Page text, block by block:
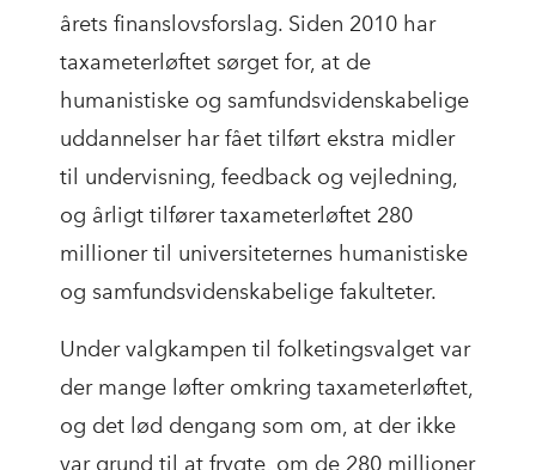
årets finanslovsforslag. Siden 2010 har
taxameterløftet sørget for, at de
humanistiske og samfundsvidenskabelige
uddannelser har fået tilført ekstra midler
til undervisning, feedback og vejledning,
og årligt tilfører taxameterløftet 280
millioner til universiteternes humanistiske
og samfundsvidenskabelige fakulteter.
Under valgkampen til folketingsvalget var
der mange løfter omkring taxameterløftet,
og det lød dengang som om, at der ikke
var grund til at frygte, om de 280 millioner